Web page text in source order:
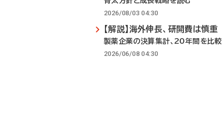
2026/08/03 04:30
【解説】海外伸長、研開費は慎重
製薬企業の決算集計、20年間を比較
2026/06/08 04:30